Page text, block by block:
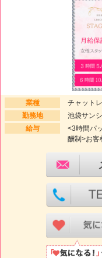
業種
チャット
勤務地
池袋サン
給与
<3時間パ
酬制>お客